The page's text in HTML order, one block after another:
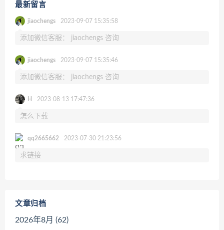
最新留言
jiaochengs 2023-09-07 15:35:58
添加微信客服： jiaochengs 咨询
jiaochengs 2023-09-07 15:35:46
添加微信客服： jiaochengs 咨询
H 2023-08-13 17:47:36
怎么下载
qq2665662 2023-07-30 21:23:56
求链接
文章归档
2026年8月 (62)